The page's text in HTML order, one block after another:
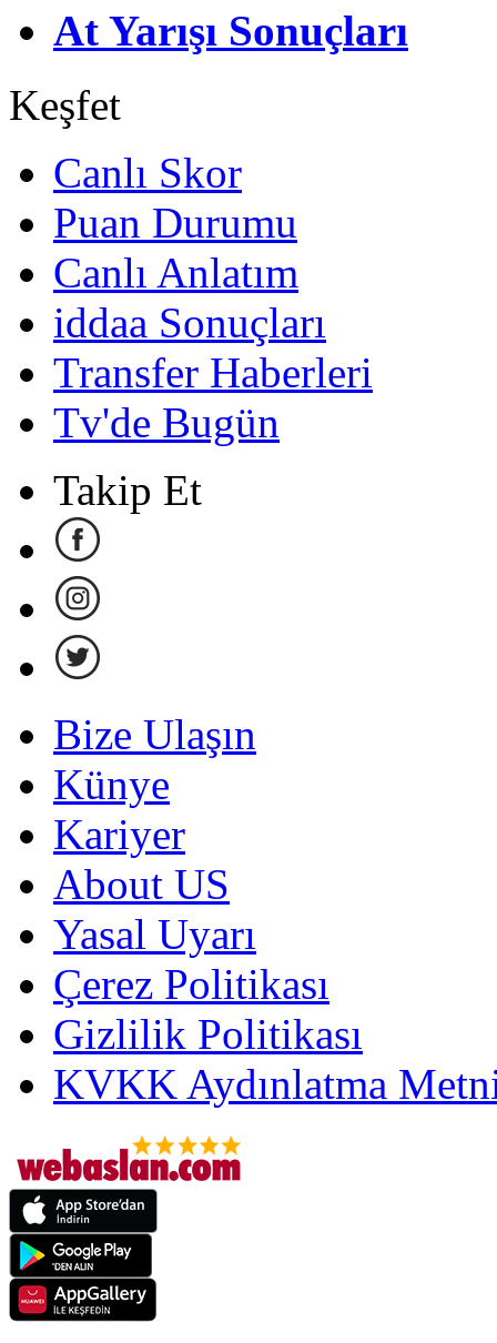
At Yarışı Sonuçları
Keşfet
Canlı Skor
Puan Durumu
Canlı Anlatım
iddaa Sonuçları
Transfer Haberleri
Tv'de Bugün
Takip Et
Bize Ulaşın
Künye
Kariyer
About US
Yasal Uyarı
Çerez Politikası
Gizlilik Politikası
KVKK Aydınlatma